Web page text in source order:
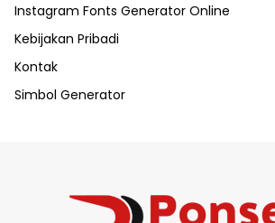
Instagram Fonts Generator Online
Kebijakan Pribadi
Kontak
Simbol Generator